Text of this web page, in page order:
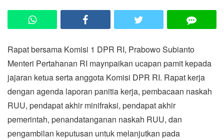
Rapat bersama Komisi 1 DPR RI, Prabowo Subianto
Menteri Pertahanan RI maynpaikan ucapan pamit kepada
jajaran ketua serta anggota Komisi DPR RI. Rapat kerja
dengan agenda laporan panitia kerja, pembacaan naskah
RUU, pendapat akhir minifraksi, pendapat akhir
pemerintah, penandatanganan naskah RUU, dan
pengambilan keputusan untuk melanjutkan pada